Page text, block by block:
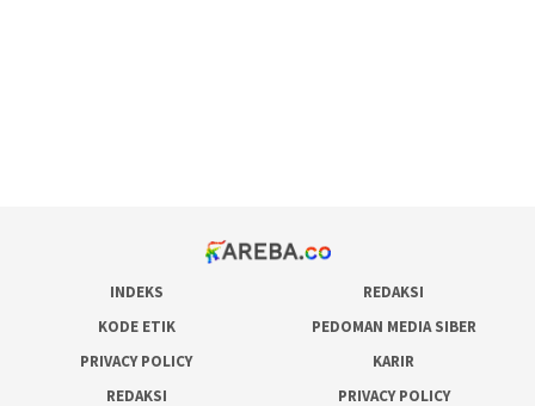
INDEKS
REDAKSI
KODE ETIK
PEDOMAN MEDIA SIBER
PRIVACY POLICY
KARIR
REDAKSI
PRIVACY POLICY